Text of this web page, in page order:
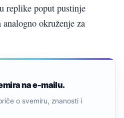
replike poput pustinje
okruženje za
na e-mailu.
o svemiru, znanosti i